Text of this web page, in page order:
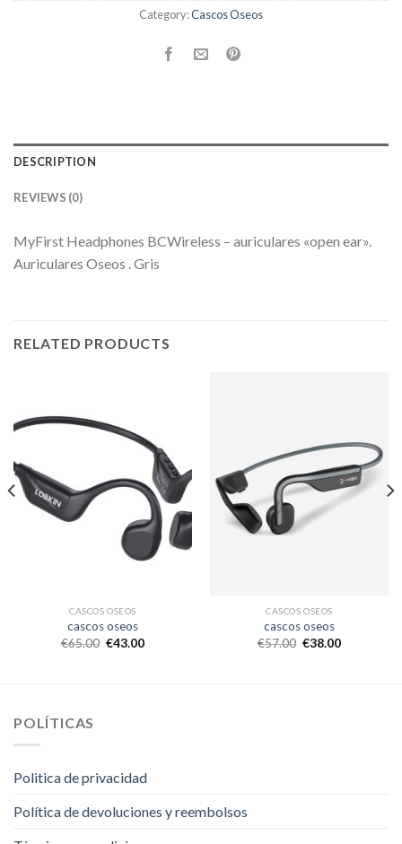
Category:Cascos Oseos
DESCRIPTION
REVIEWS (0)
MyFirst Headphones BCWireless – auriculares «open ear».
Auriculares Oseos . Gris
RELATED PRODUCTS
CASCOS OSEOS
cascos oseos
€65.00 €43.00
CASCOS OSEOS
cascos oseos
€57.00 €38.00
POLÍTICAS
Politica de privacidad
Política de devoluciones y reembolsos